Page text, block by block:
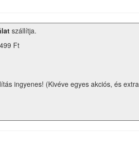
szállítja.
Ft
ingyenes! (Kivéve egyes akciós, és extra